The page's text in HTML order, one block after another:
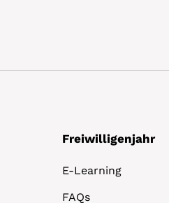
Freiwilligenjahr
E-Learning
FAQs